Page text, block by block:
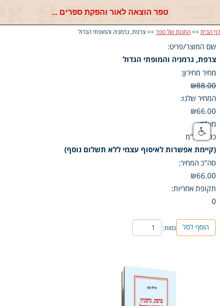
טפר הוצאה לאור והפקת ספרים ...
דף הבית >> החנות של טפר >> צרפת, גרמניה והמופתי הגדול
שם המוצר/פריט:
צרפת, גרמניה והמופתי הגדול
מחיר מחירון:
₪88.00
המחיר שלנו:
₪66.00
מע"מ:
כולל מע"מ
(קיימת אפשרות לאיסוף עצמי ללא תשלום נוסף)
סה"כ המחיר:
₪66.00
תקופת אחריות:
0
הוסף לסל כמות: